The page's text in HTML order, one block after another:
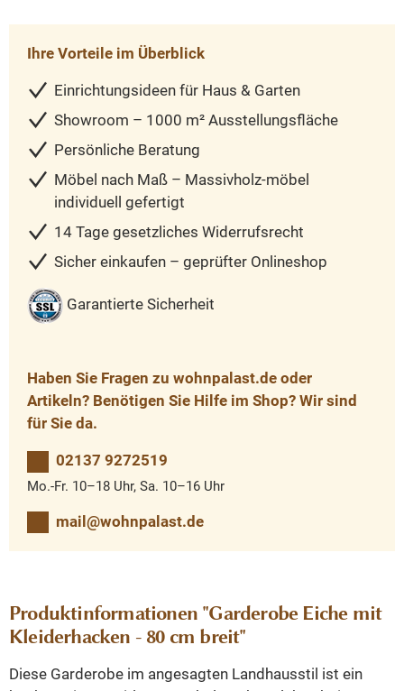
Ihre Vorteile im Überblick
Einrichtungsideen für Haus & Garten
Showroom – 1000 m² Ausstellungsfläche
Persönliche Beratung
Möbel nach Maß – Massivholz-möbel
individuell gefertigt
14 Tage gesetzliches Widerrufsrecht
Sicher einkaufen – geprüfter Onlineshop
Garantierte Sicherheit
Haben Sie Fragen zu wohnpalast.de oder
Artikeln? Benötigen Sie Hilfe im Shop? Wir sind
für Sie da.
02137 9272519
Mo.-Fr. 10–18 Uhr, Sa. 10–16 Uhr
mail@wohnpalast.de
Produktinformationen "Garderobe Eiche mit
Kleiderhacken - 80 cm breit"
Diese Garderobe im angesagten Landhausstil ist ein